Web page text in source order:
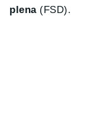
plena(FSD).